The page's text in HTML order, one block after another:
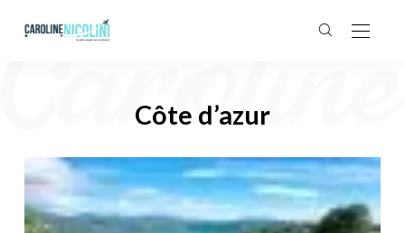
Côte d’azur